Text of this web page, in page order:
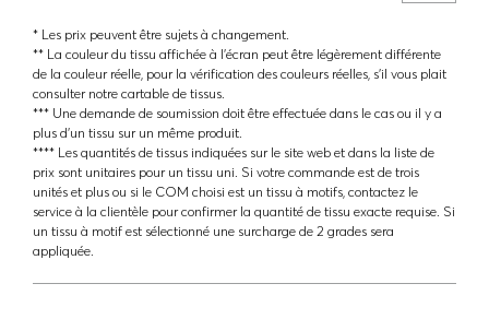
* Les prix peuvent être sujets à changement.
** La couleur du tissu affichée à l'écran peut être légèrement différente
de la couleur réelle, pour la vérification des couleurs réelles, s'il vous plait
consulter notre cartable de tissus.
*** Une demande de soumission doit être effectuée dans le cas ou il y a
plus d'un tissu sur un même produit.
**** Les quantités de tissus indiquées sur le site web et dans la liste de
prix sont unitaires pour un tissu uni. Si votre commande est de trois
unités et plus ou si le COM choisi est un tissu à motifs, contactez le
service à la clientèle pour confirmer la quantité de tissu exacte requise. Si
un tissu à motif est sélectionné une surcharge de 2 grades sera
appliquée.